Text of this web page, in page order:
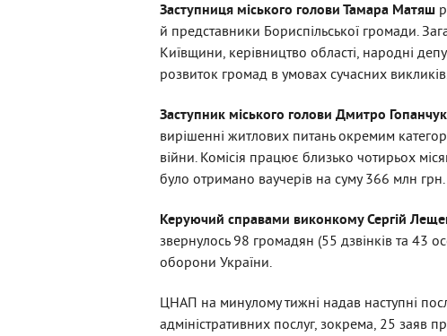
Заступниця міського голови Тамара Матяш
й представники Бориспільської громади.
Київщини, керівництво області, народні
розвиток громад в умовах сучасних
Заступник міського голови Дмитро Гопанчук
вирішенні житлових питань окремим
війни. Комісія працює близько чотирьох
було отримано ваучерів на суму 366 млн грн.
Керуючий справами виконкому Сергій
звернулось 98 громадян (55 дзвінків та 43
оборони України.
ЦНАП на минулому тижні надав наступні
адміністративних послуг, зокрема, 25 заяв